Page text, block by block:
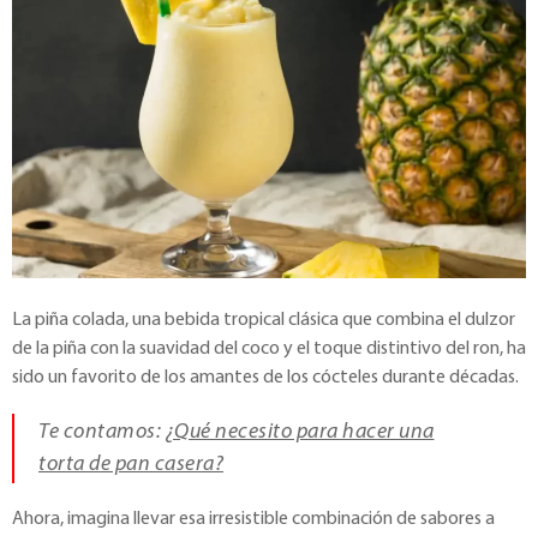
La piña colada, una bebida tropical clásica que combina el dulzor
de la piña con la suavidad del coco y el toque distintivo del ron, ha
sido un favorito de los amantes de los cócteles durante décadas.
Te contamos: ¿Qué necesito para hacer una
torta de pan casera?
Ahora, imagina llevar esa irresistible combinación de sabores a